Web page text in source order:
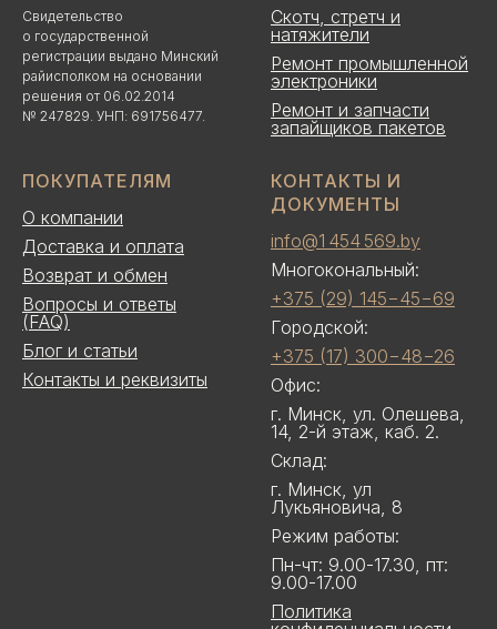
Свидетельство
о государственной
регистрации выдано Минский
райисполком на основании
решения от 06.02.2014
№ 247829. УНП: 691756477.
Скотч, стретч и
натяжители
Ремонт промышленной
электроники
Ремонт и запчасти
запайщиков пакетов
ПОКУПАТЕЛЯМ
О компании
Доставка и оплата
Возврат и обмен
Вопросы и ответы
(FAQ)
Блог и статьи
Контакты и реквизиты
КОНТАКТЫ И
ДОКУМЕНТЫ
info@1 454 569.by
Многокональный:
+375 (29) 145−45−69
Городской:
+375 (17) 300−48−26
Офис:
г. Минск, ул. Олешева,
14, 2-й этаж, каб. 2.
Склад:
г. Минск, ул
Лукьяновича, 8
Режим работы:
Пн-чт: 9.00-17.30, пт:
9.00-17.00
Политика